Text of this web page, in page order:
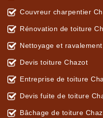
Couvreur charpentier
Rénovation de toiture
Nettoyage et
Devis toiture Chazot
Entreprise de toiture
Devis fuite de toiture
Bâchage de toiture